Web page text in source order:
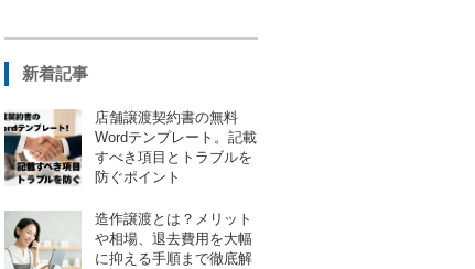
新着記事
店舗譲渡契約書の無料
Wordテンプレート。記載
すべき項目とトラブルを
防ぐポイント
造作譲渡とは？メリット
や相場、退去費用を大幅
に抑える手順まで徹底解